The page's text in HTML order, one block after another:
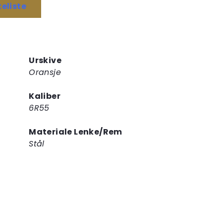
Urskive
Oransje
Kaliber
6R55
Materiale Lenke/Rem
Stål